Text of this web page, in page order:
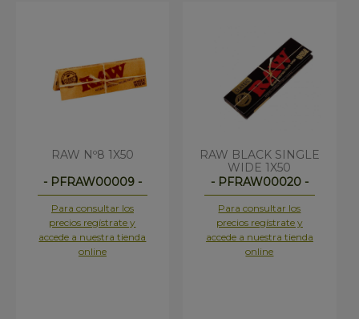
RAW Nº8 1X50
- PFRAW00009 -
Para consultar los
precios regístrate y
accede a nuestra tienda
online
RAW BLACK SINGLE
WIDE 1X50
- PFRAW00020 -
Para consultar los
precios regístrate y
accede a nuestra tienda
online